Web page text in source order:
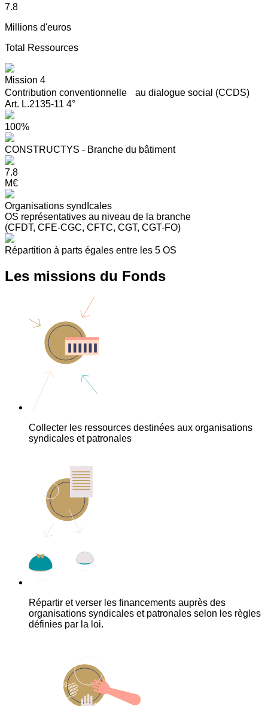
7.8
Millions d'euros
Total Ressources
Mission 4
Contribution conventionnelle au dialogue social (CCDS)
Art. L.2135-11 4°
100%
CONSTRUCTYS - Branche du bâtiment
7.8
M€
Organisations syndIcales
OS représentatives au niveau de la branche
(CFDT, CFE-CGC, CFTC, CGT, CGT-FO)
Répartition à parts égales entre les 5 OS
Les missions du Fonds
Collecter les ressources destinées aux organisations
syndicales et patronales
Répartir et verser les financements auprès des
organisations syndicales et patronales selon les règles
définies par la loi.